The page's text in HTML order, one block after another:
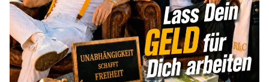
US-Kryptogesetz auf der Kippe:
Drei Streitpunkte bremsen den CLARITY
Act
mehr